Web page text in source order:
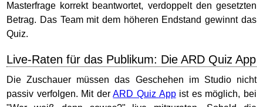
Masterfrage korrekt beantwortet, verdoppelt den gesetzten
Betrag. Das Team mit dem höheren Endstand gewinnt das
Quiz.
Live-Raten für das Publikum: Die ARD Quiz App
Die Zuschauer müssen das Geschehen im Studio nicht
passiv verfolgen. Mit derARD Quiz Appist es möglich, bei